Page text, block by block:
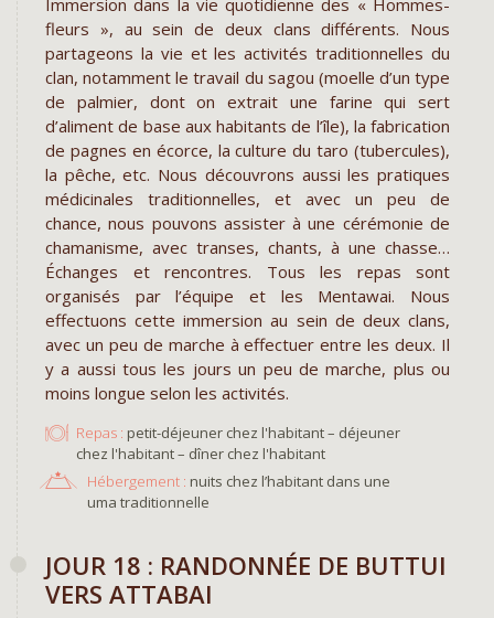
fleurs », au sein de deux clans différents. Nous
partageons la vie et les activités traditionnelles du
clan, notamment le travail du sagou (moelle d’un type
de palmier, dont on extrait une farine qui sert
d’aliment de base aux habitants de l’île), la fabrication
de pagnes en écorce, la culture du taro (tubercules),
la pêche, etc. Nous découvrons aussi les pratiques
médicinales traditionnelles, et avec un peu de
chance, nous pouvons assister à une cérémonie de
chamanisme, avec transes, chants, à une chasse…
Échanges et rencontres. Tous les repas sont
organisés par l’équipe et les Mentawai. Nous
effectuons cette immersion au sein de deux clans,
avec un peu de marche à effectuer entre les deux. Il
y a aussi tous les jours un peu de marche, plus ou
moins longue selon les activités.
Repas : petit-déjeuner chez l'habitant – déjeuner
chez l'habitant – dîner chez l'habitant
Hébergement : nuits chez l’habitant dans une
uma traditionnelle
JOUR 18 : RANDONNÉE DE BUTTUI
VERS ATTABAI